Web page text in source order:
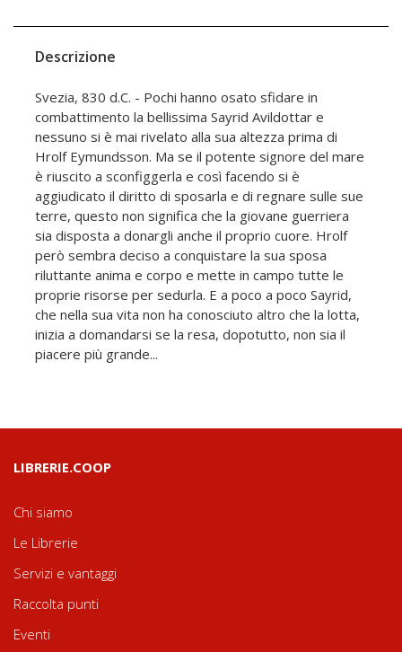
Descrizione
Svezia, 830 d.C. - Pochi hanno osato sfidare in
combattimento la bellissima Sayrid Avildottar e
nessuno si è mai rivelato alla sua altezza prima di
Hrolf Eymundsson. Ma se il potente signore del mare
è riuscito a sconfiggerla e così facendo si è
aggiudicato il diritto di sposarla e di regnare sulle sue
terre, questo non significa che la giovane guerriera
sia disposta a donargli anche il proprio cuore. Hrolf
però sembra deciso a conquistare la sua sposa
riluttante anima e corpo e mette in campo tutte le
proprie risorse per sedurla. E a poco a poco Sayrid,
che nella sua vita non ha conosciuto altro che la lotta,
inizia a domandarsi se la resa, dopotutto, non sia il
piacere più grande...
LIBRERIE.COOP
Chi siamo
Le Librerie
Servizi e vantaggi
Raccolta punti
Eventi